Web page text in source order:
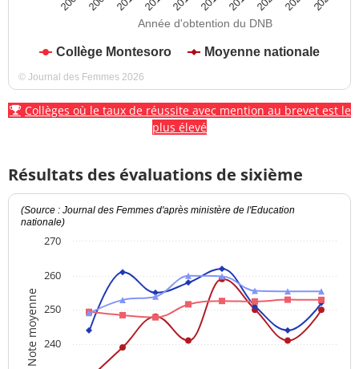
Année d'obtention du DNB
Collège Montesoro Moyenne nationale
© Journal des Femmes 2026
Collèges où le taux de réussite avec mention au brevet est le
plus élevé
Résultats des évaluations de sixième
Note moyenne
(Source : Journal des Femmes d'après ministère de l'Education
nationale)
240
250
260
270